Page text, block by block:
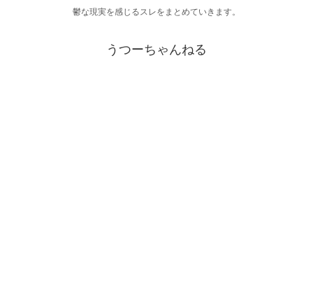
鬱な現実を感じるスレをまとめていきます。
うつーちゃんねる